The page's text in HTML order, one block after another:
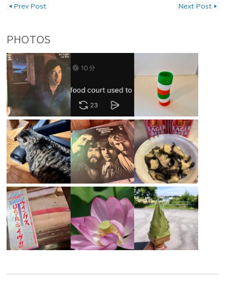
◀ Prev Post Next Post ▶
PHOTOS